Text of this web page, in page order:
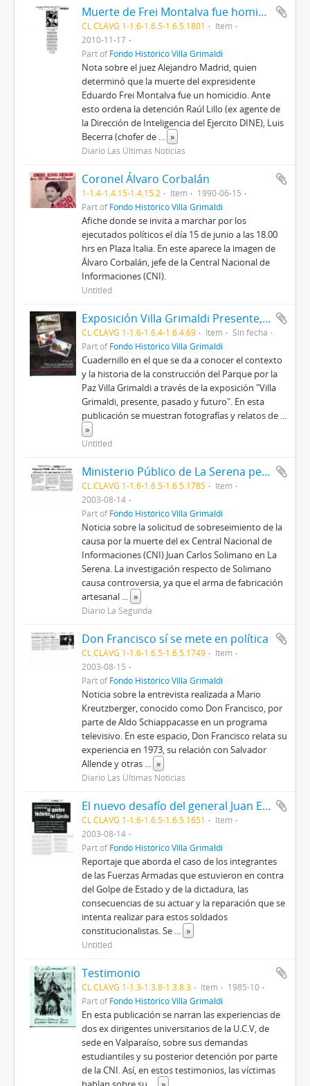
Muerte de Frei Montalva fue homicidio.
CL CLAVG 1-1.6-1.6.5-1.6.5.1801
Item
2010-11-17
Part ofFondo Histórico Villa Grimaldi
Nota sobre el juez Alejandro Madrid, quien
determinó que la muerte del expresidente
Eduardo Frei Montalva fue un homicidio. Ante
esto ordena la detención Raúl Lillo (ex agente de
la Dirección de Inteligencia del Ejercito DINE), Luis
Becerra (chofer de ... »
Diario Las Últimas Noticias
Coronel Álvaro Corbalán
1-1.4-1.4.15-1.4.15.2 Item
1990-06-15
Part ofFondo Histórico Villa Grimaldi
Afiche donde se invita a marchar por los
ejecutados políticos el día 15 de junio a las 18.00
hrs en Plaza Italia. En este aparece la imagen de
Álvaro Corbalán, jefe de la Central Nacional de
Informaciones (CNI).
Untitled
Exposición Villa Grimaldi Presente, Pasado y Futuro
CL CLAVG 1-1.6-1.6.4-1.6.4.69 Item
Sin fecha
Part ofFondo Histórico Villa Grimaldi
Cuadernillo en el que se da a conocer el contexto
y la historia de la construcción del Parque por la
Paz Villa Grimaldi a través de la exposición "Villa
Grimaldi, presente, pasado y futuro". En esta
publicación se muestran fotografías y relatos de ...
»
Untitled
Ministerio Público de La Serena pedirá sobreseimiento por muerte de ex CNI
CL CLAVG 1-1.6-1.6.5-1.6.5.1785
Item
2003-08-14
Part ofFondo Histórico Villa Grimaldi
Noticia sobre la solicitud de sobreseimiento de la
causa por la muerte del ex Central Nacional de
Informaciones (CNI) Juan Carlos Solimano en La
Serena. La investigación respecto de Solimano
causa controversia, ya que el arma de fabricación
artesanal ... »
Diario La Segunda
Don Francisco sí se mete en política
CL CLAVG 1-1.6-1.6.5-1.6.5.1749
Item
2003-08-15
Part ofFondo Histórico Villa Grimaldi
Noticia sobre la entrevista realizada a Mario
Kreutzberger, conocido como Don Francisco, por
parte de Aldo Schiappacasse en un programa
televisivo. En este espacio, Don Francisco relata su
experiencia en 1973, su relación con Salvador
Allende y otras ... »
Diario Las Últimas Noticias
El nuevo desafío del general Juan Emilio Cheyre. Las historias tras el quiebre histórico del Ejército
CL CLAVG 1-1.6-1.6.5-1.6.5.1651
Item
2003-08-14
Part ofFondo Histórico Villa Grimaldi
Reportaje que aborda el caso de los integrantes
de las Fuerzas Armadas que estuvieron en contra
del Golpe de Estado y de la dictadura, las
consecuencias de su actuar y la reparación que se
intenta realizar para estos soldados
constitucionalistas. Se ... »
Untitled
Testimonio
CL CLAVG 1-1.3-1.3.8-1.3.8.3 Item
1985-10
Part ofFondo Histórico Villa Grimaldi
En esta publicación se narran las experiencias de
dos ex dirigentes universitarios de la U.C.V, de
sede en Valparaíso, sobre sus demandas
estudiantiles y su posterior detención por parte
de la CNI. Así, en estos testimonios, las víctimas